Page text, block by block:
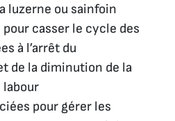
luzerne ou sainfoin
casser le cycle des
à l’arrêt du
de la diminution de la
labour
pour gérer les